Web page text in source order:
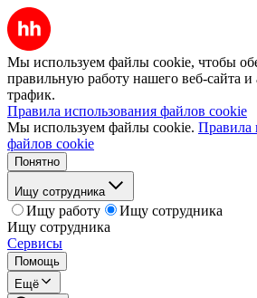
Мы используем файлы cookie, чтобы
правильную работу нашего веб-сайта и
трафик.
Правила использования файлов cookie
Мы используем файлы cookie. Правила
файлов cookie
Понятно
Ищу сотрудника
Ищу работу
Ищу сотрудника
Ищу сотрудника
Сервисы
Помощь
Ещё